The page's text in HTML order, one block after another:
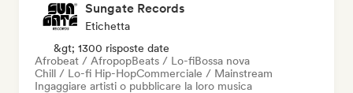
Sungate Records
Etichetta
&gt; 1300 risposte date
Afrobeat / AfropopBeats / Lo-fiBossa nova
Chill / Lo-fi Hip-HopCommerciale / Mainstream
Ingaggiare artisti o pubblicare la loro musica